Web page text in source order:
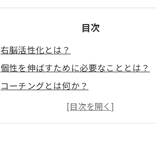
目次
右脳活性化とは？
個性を伸ばすために必要なこととは？
コーチングとは何か？
コーチングの利点とは？
コーチングが個性を伸ばす理由とは？